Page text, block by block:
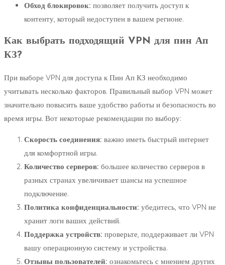
Обход блокировок: позволяет получить доступ к
контенту, который недоступен в вашем регионе.
Как выбрать подходящий VPN для пин Ап
КЗ?
При выборе VPN для доступа к Пин Ап КЗ необходимо
учитывать несколько факторов. Правильный выбор VPN может
значительно повысить ваше удобство работы и безопасность во
время игры. Вот некоторые рекомендации по выбору:
Скорость соединения: важно иметь быстрый интернет
для комфортной игры.
Количество серверов: большее количество серверов в
разных странах увеличивает шансы на успешное
подключение.
Политика конфиденциальности: убедитесь, что VPN не
хранит логи ваших действий.
Поддержка устройств: проверьте, поддерживает ли VPN
вашу операционную систему и устройства.
Отзывы пользователей: ознакомьтесь с мнением других